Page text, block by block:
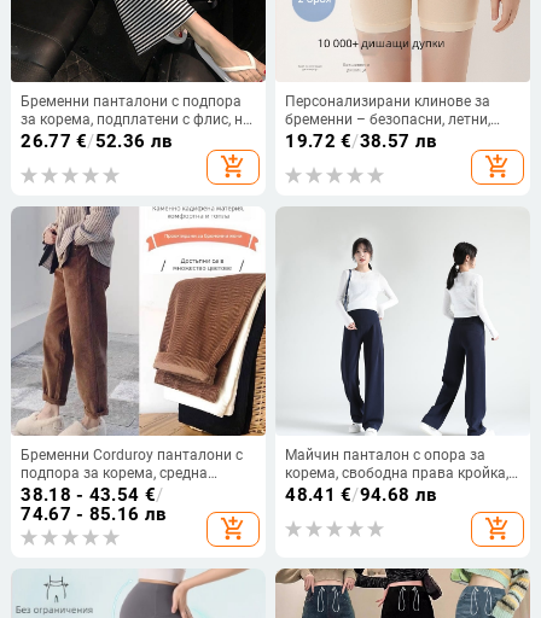
Бременни панталони с подпора
за корема, подплатени с флис, на
райета, 95% памук
26.77 €/52.36 лв
add_shopping_cart
Персонализирани клинове за
бременни – безопасни, летни,
тънки и безшевни, с поддържаща
19.72 €/38.57 лв
add_shopping_cart
Бременни Corduroy панталони с
подпора за корема, средна
дебелина, свободен силует,
флисово вътрешно, стил Харем,
пролетно-есенно-зимни
38.18 - 43.54 €/
74.67 - 85.16 лв
add_shopping_cart
Майчин панталон с опора за
корема, свободна права кройка,
регулируема талия,
микроеластичност, полиестер
50–70% + памук 30–50%, Есен
48.41 €/94.68 лв
add_shopping_cart